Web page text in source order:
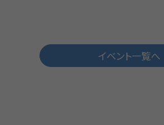
イベント一覧へ